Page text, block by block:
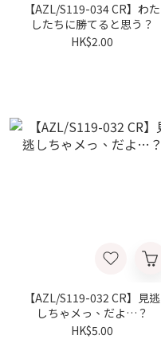
【AZL/S119-034 CR】わた
したちに勝てると思う？
HK$2.00
【AZL/S119-032 CR】見逃
しちゃメっ、だよ…？
HK$5.00